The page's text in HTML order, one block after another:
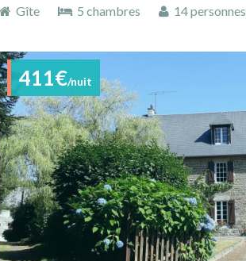
Gîte
5 chambres 14 personnes
411€/nuit